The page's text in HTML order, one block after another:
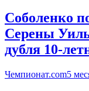
Соболенко
Серены
дубля 10-
Чемпионат.com5